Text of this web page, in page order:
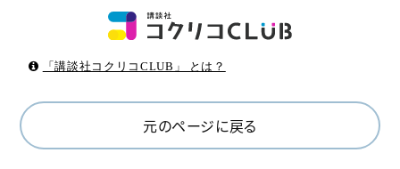
「講談社コクリコCLUB」 とは？
元のページに戻る